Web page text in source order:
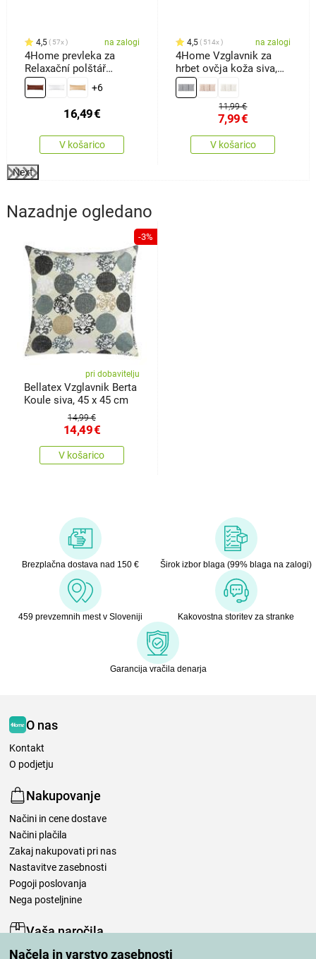
Načela in varstvo zasebnosti
4,5 57x na zalogi
4Home prevleka za
Relaxační polštář
Nadomestni možtemno
rjava, 50 x 150 cm
+6
16,49€
V košarico
4,5 514x na zalogi
4Home Vzglavnik za
hrbet ovčja koža siva,
60 x 30cm
11,99 €
7,99€
V košarico
Next
Nazadnje ogledano
-3%
pri dobavitelju
Bellatex Vzglavnik Berta
Koule siva, 45 x 45 cm
14,99 €
14,49€
V košarico
Brezplačna dostava nad 150 € Širok izbor blaga (99% blaga na zalogi)
459 prevzemnih mest v Sloveniji Kakovostna storitev za stranke
Garancija vračila denarja
O nas
Kontakt
O podjetju
Nakupovanje
Načini in cene dostave
Načini plačila
Zakaj nakupovati pri nas
Nastavitve zasebnosti
Pogoji poslovanja
Nega posteljnine
Vaša naročila
Moj račun